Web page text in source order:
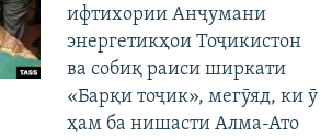
ифтихории Анҷумани
энергетикҳои Тоҷикистон
ва собиқ раиси ширкати
«Барқи тоҷик», мегӯяд, ки ӯ
ҳам ба нишасти Алма-Ато